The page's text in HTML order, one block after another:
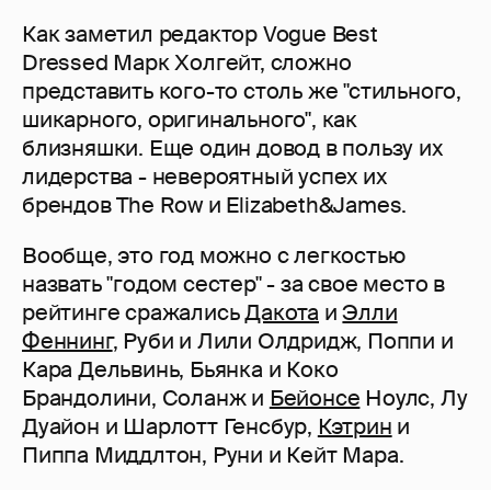
Как заметил редактор Vogue Best
Dressed Марк Холгейт, сложно
представить кого-то столь же "стильного,
шикарного, оригинального", как
близняшки. Еще один довод в пользу их
лидерства - невероятный успех их
брендов The Row и Elizabeth&James.
Вообще, это год можно с легкостью
назвать "годом сестер" - за свое место в
рейтинге сражалисьДакота иЭлли
Феннинг, Руби и Лили Олдридж, Поппи и
Кара Дельвинь, Бьянка и Коко
Брандолини, Соланж и Бейонсе Ноулс, Лу
Дуайон и Шарлотт Генсбур, Кэтрин и
Пиппа Миддлтон, Руни и Кейт Мара.